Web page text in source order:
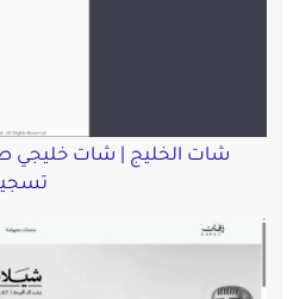
شات الخليج | شات خليجي